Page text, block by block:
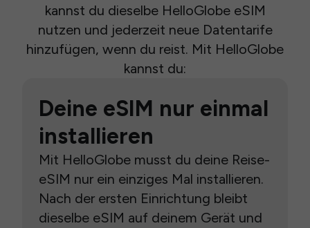
kannst du dieselbe HelloGlobe eSIM
nutzen und jederzeit neue Datentarife
hinzufügen, wenn du reist. Mit HelloGlobe
kannst du:
Deine eSIM nur einmal
installieren
Mit HelloGlobe musst du deine Reise-
eSIM nur ein einziges Mal installieren.
Nach der ersten Einrichtung bleibt
dieselbe eSIM auf deinem Gerät und